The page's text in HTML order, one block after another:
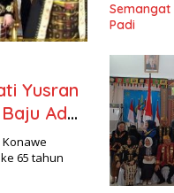
Yusran
Adat
65 tahun
Semangat
Padi